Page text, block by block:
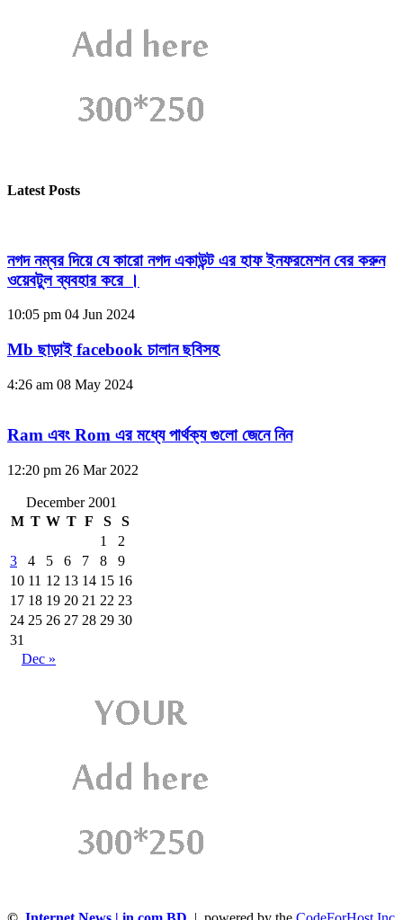
Latest Posts
নগদ নম্বর দিয়ে যে কারো নগদ একাউন্ট এর হাফ ইনফরমেশন বের করুন
ওয়েবটুল ব্যবহার করে ।
10:05 pm 04 Jun 2024
Mb ছাড়াই facebook চালান ছবিসহ
4:26 am 08 May 2024
Ram এবং Rom এর মধ্যে পার্থক্য গুলো জেনে নিন
12:20 pm 26 Mar 2022
December 2001
M T W T F S
S
1
2
3
4 5 6 7 8
9
10 11 12 13 14 15 16
17 18 19 20 21 22 23
24 25 26 27 28 29 30
31
Dec »